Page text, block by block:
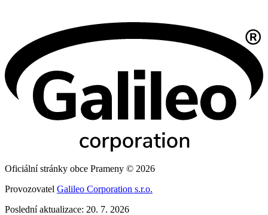
Oficiální stránky obce Prameny © 2026
Provozovatel Galileo Corporation s.r.o.
Poslední aktualizace: 20. 7. 2026